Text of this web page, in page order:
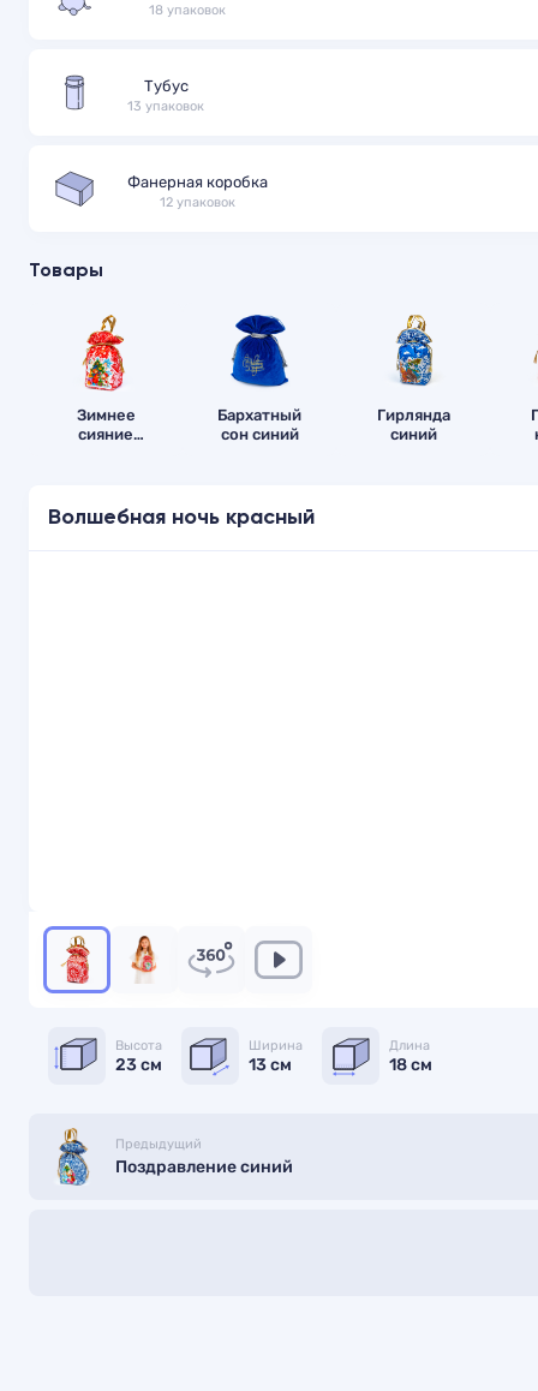
18 упаковок
Тубус
13 упаковок
Фанерная коробка
12 упаковок
Товары
Зимнее
сияние
Бархатный
сон синий
Гирлянда
синий
Волшебная ночь красный
Высота
23 см
Ширина
13 см
Длина
18 см
Предыдущий
Поздравление синий